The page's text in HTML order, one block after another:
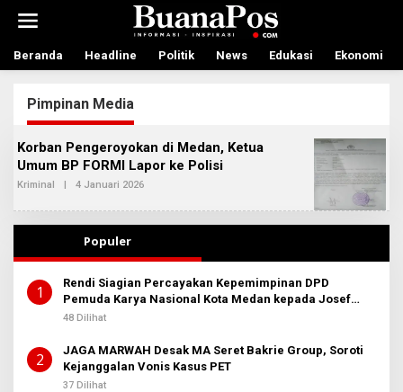
t
Beranda Headline Politik News Edukasi Ekonomi
Pimpinan Media
Korban Pengeroyokan di Medan, Ketua
Umum BP FORMI Lapor ke Polisi
Kriminal | 4 Januari 2026
E
H
M
N
B
T
A
Populer
1
Rendi Siagian Percayakan Kepemimpinan DPD
Pemuda Karya Nasional Kota Medan kepada Josef
Sembiring
48 Dilihat
2
JAGA MARWAH Desak MA Seret Bakrie Group, Soroti
Kejanggalan Vonis Kasus PET
37 Dilihat